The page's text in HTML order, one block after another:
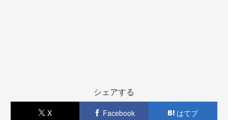
シェアする
X Facebook はてブ